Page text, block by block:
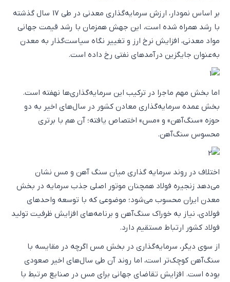
بر اساس نمودار، ارزش سرمایه‌گذاری معدنی در طی 17 سال گذشته
با رشد همراه شده است، این جهش همزمان با رشد قیمت جهانی
مواد معدنی، افزایش نرخ ارز و تغییر نگاه سیاست‌گذار به معدن
به‌عنوان جایگزین درآمدهای نفتی رخ داده است.
اما بخش مهم ماجرا در ترکیب این سرمایه‌گذاری‌ها نهفته است.
بخش عمده سرمایه‌گذاری معادن کشور در سال‌های اخیر به دو
حوزه «سنگ‌آهن» و «مس» اختصاص یافته؛ آن هم با برتری
محسوس سنگ‌آهن.
اختلاف در روند سرمایه گذاری میان سنگ آهن و مس نشان
می‌دهد زنجیره فولاد همچنان موتور اصلی جذب سرمایه در بخش
معدن ایران محسوب می‌شود؛ موضوعی که با توسعه واحدهای
فولادی، نیاز به خوراک سنگ‌آهن و برنامه‌های افزایش ظرفیت تولید
فولاد کشور ارتباط مستقیم دارد.
از سوی دیگر، سرمایه‌گذاری در بخش مس اگرچه در مقایسه با
سنگ‌آهن کوچک‌تر است، اما روند آن طی سال‌های اخیر صعودی
بوده است. افزایش تقاضای جهانی برای مس در صنایع مرتبط با